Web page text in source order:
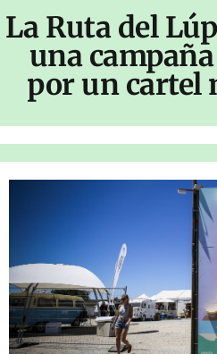
La Ruta del
una
por un cartel